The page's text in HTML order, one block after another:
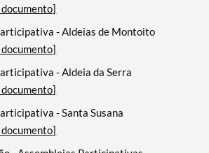
- Aldeias de Montoito
- Aldeia da Serra
- Santa Susana